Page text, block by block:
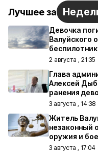
Лучшее за
Девочка
Валуйского
2 августа , 21:35
Глава
Алексей
ранения
3 августа , 14:38
Житель
незаконный
оружия и
3 августа , 17:04